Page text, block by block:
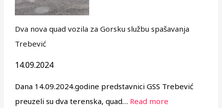
Dva nova quad vozila za Gorsku službu spašavanja
Trebević
14.09.2024
Dana 14.09.2024.godine predstavnici GSS Trebević
preuzeli su dva terenska, quad… Read more